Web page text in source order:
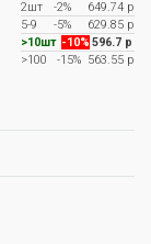
2шт
-2%
649.74 р
5-9
-5%
629.85 р
>10шт -10% 596.7 р
>100
-15% 563.55 р